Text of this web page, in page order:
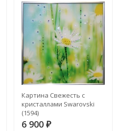
Картина Свежесть с
кристаллами Swarovski
(1594)
6 900 ₽